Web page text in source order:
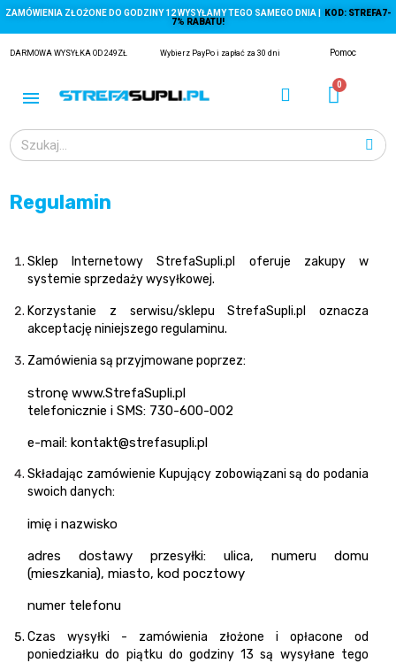
ZAMÓWIENIA ZŁOŻONE DO GODZINY 12 WYSYŁAMY TEGO SAMEGO DNIA |
KOD: STREFA7-
7% RABATU!
DARMOWA WYSYŁKA OD 249ZŁ Wybierz PayPo i zapłać za 30 dni Pomoc
Z KRYLA)
Regulamin
Sklep Internetowy StrefaSupli.pl oferuje zakupy w
systemie sprzedaży wysyłkowej.
Korzystanie z serwisu/sklepu StrefaSupli.pl oznacza
akceptację niniejszego regulaminu.
Zamówienia są przyjmowane poprzez:
stronę www.StrefaSupli.pl
telefonicznie i SMS: 730-600-002
e-mail:kontakt@strefasupli.pl
Składając zamówienie Kupujący zobowiązani są do podania
swoich danych:
imię i nazwisko
adres dostawy przesyłki: ulica, numeru domu
(mieszkania), miasto, kod pocztowy
numer telefonu
Czas wysyłki - zamówienia złożone i opłacone od
poniedziałku do piątku do godziny 13 są wysyłane tego